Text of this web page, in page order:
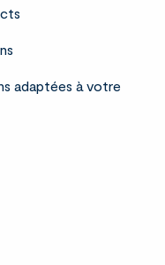
adaptées à votre